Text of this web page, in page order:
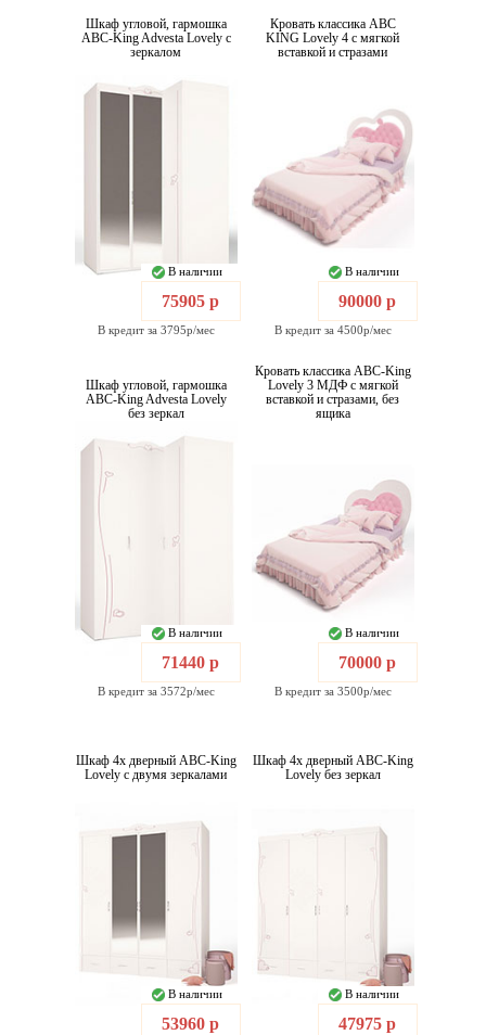
Шкаф угловой, гармошка
ABC-King Advesta Lovely с
зеркалом
В наличии
75905 р
В кредит за 3795р/мес
Кровать классика ABC
KING Lovely 4 с мягкой
вставкой и стразами
В наличии
90000 р
В кредит за 4500р/мес
Шкаф угловой, гармошка
ABC-King Advesta Lovely
без зеркал
В наличии
71440 р
В кредит за 3572р/мес
Кровать классика ABC-King
Lovely 3 МДФ с мягкой
вставкой и стразами, без
ящика
В наличии
70000 р
В кредит за 3500р/мес
Шкаф 4х дверный ABC-King
Lovely с двумя зеркалами
В наличии
53960 р
Шкаф 4х дверный ABC-King
Lovely без зеркал
В наличии
47975 р